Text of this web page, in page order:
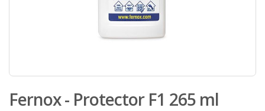
Fernox - Protector F1 265 ml